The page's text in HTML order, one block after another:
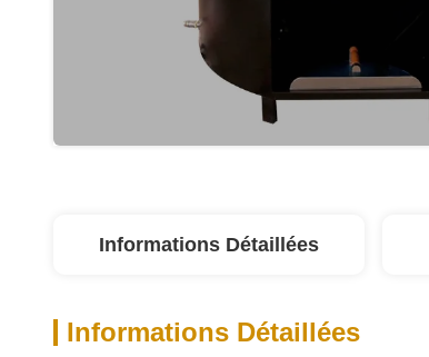
Informations Détaillées
Informations Détaillées